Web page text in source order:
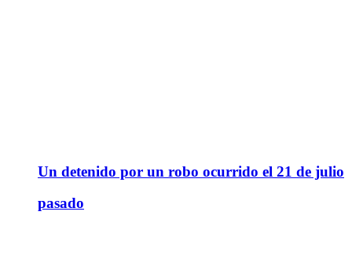
Un detenido por un robo ocurrido el 21 de julio
pasado